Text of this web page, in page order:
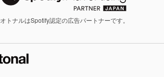
オトナルはSpotify認定の広告パートナーです。